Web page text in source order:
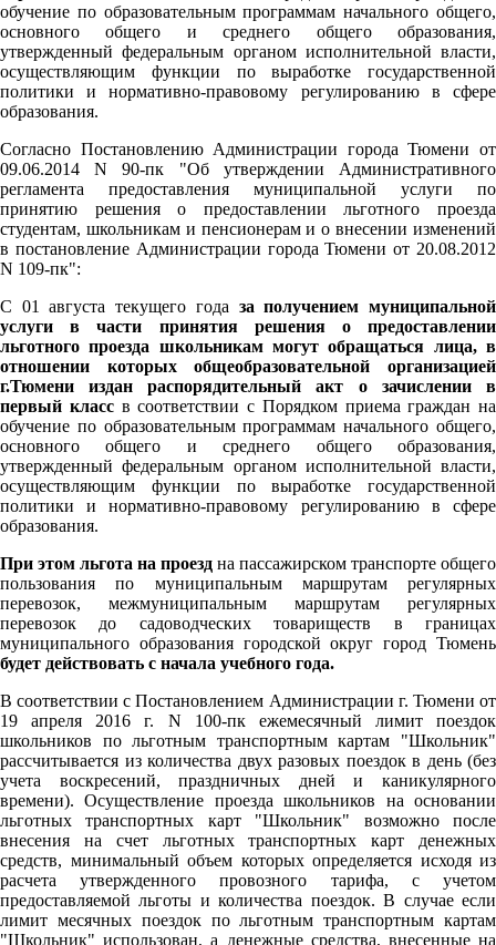
обучение по образовательным программам начального общего,
основного общего и среднего общего образования,
утвержденный федеральным органом исполнительной власти,
осуществляющим функции по выработке государственной
политики и нормативно-правовому регулированию в сфере
образования.
Согласно Постановлению Администрации города Тюмени от
09.06.2014 N 90-пк "Об утверждении Административного
регламента предоставления муниципальной услуги по
принятию решения о предоставлении льготного проезда
студентам, школьникам и пенсионерам и о внесении изменений
в постановление Администрации города Тюмени от 20.08.2012
N 109-пк":
С 01 августа текущего года за получением муниципальной
услуги в части принятия решения о предоставлении
льготного проезда школьникам могут обращаться лица, в
отношении которых общеобразовательной организацией
г.Тюмени издан распорядительный акт о зачислении в
первый классв соответствии с Порядком приема граждан на
обучение по образовательным программам начального общего,
основного общего и среднего общего образования,
утвержденный федеральным органом исполнительной власти,
осуществляющим функции по выработке государственной
политики и нормативно-правовому регулированию в сфере
образования.
При этом льгота на проезд на пассажирском транспорте общего
пользования по муниципальным маршрутам регулярных
перевозок, межмуниципальным маршрутам регулярных
перевозок до садоводческих товариществ в границах
муниципального образования городской округ город Тюмень
будет действовать с начала учебного года.
В соответствии с Постановлением Администрации г. Тюмени от
19 апреля 2016 г. N 100-пк ежемесячный лимит поездок
школьников по льготным транспортным картам "Школьник"
рассчитывается из количества двух разовых поездок в день (без
учета воскресений, праздничных дней и каникулярного
времени). Осуществление проезда школьников на основании
льготных транспортных карт "Школьник" возможно после
внесения на счет льготных транспортных карт денежных
средств, минимальный объем которых определяется исходя из
расчета утвержденного провозного тарифа, с учетом
предоставляемой льготы и количества поездок. В случае если
лимит месячных поездок по льготным транспортным картам
"Школьник" использован, а денежные средства, внесенные на